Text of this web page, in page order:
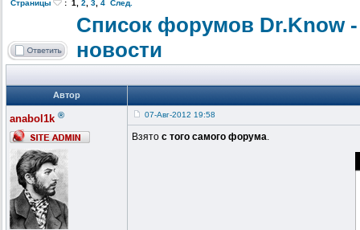
Страницы : 1, 2, 3, 4 След.
Список форумов Dr.Know
новости
Автор
anabol1k ® 07-Авг-2012 19:58
Взято с того самого форума.